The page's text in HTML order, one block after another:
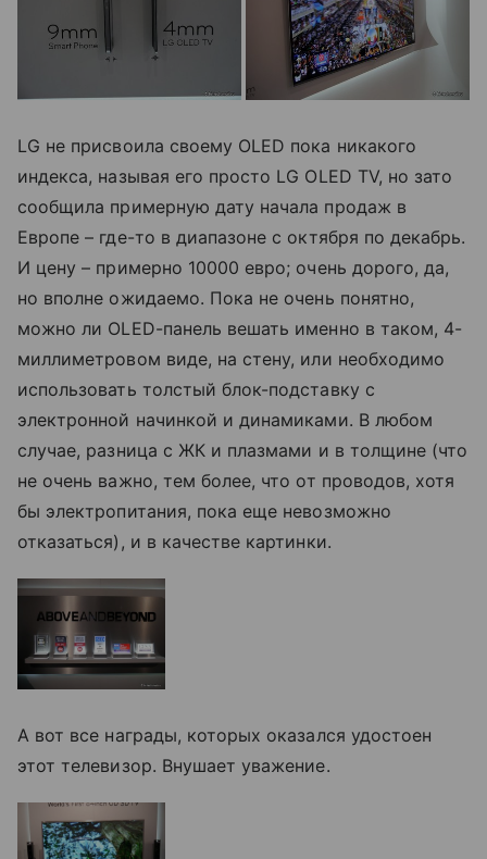
LG не присвоила своему OLED пока никакого
индекса, называя его просто LG OLED TV, но зато
сообщила примерную дату начала продаж в
Европе – где-то в диапазоне с октября по декабрь.
И цену – примерно 10000 евро; очень дорого, да,
но вполне ожидаемо. Пока не очень понятно,
можно ли OLED-панель вешать именно в таком, 4-
миллиметровом виде, на стену, или необходимо
использовать толстый блок-подставку с
электронной начинкой и динамиками. В любом
случае, разница с ЖК и плазмами и в толщине (что
не очень важно, тем более, что от проводов, хотя
бы электропитания, пока еще невозможно
отказаться), и в качестве картинки.
А вот все награды, которых оказался удостоен
этот телевизор. Внушает уважение.